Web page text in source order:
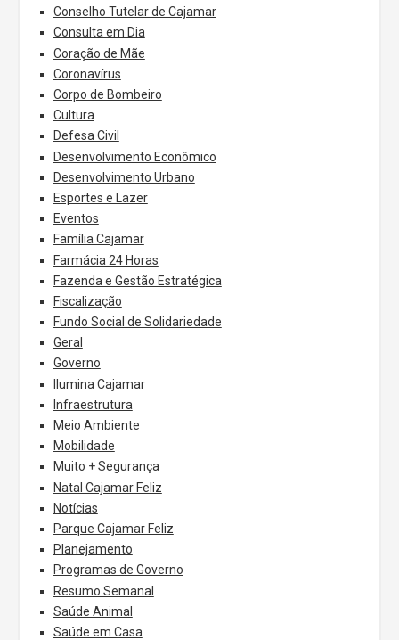
Conselho Tutelar de Cajamar
Consulta em Dia
Coração de Mãe
Coronavírus
Corpo de Bombeiro
Cultura
Defesa Civil
Desenvolvimento Econômico
Desenvolvimento Urbano
Esportes e Lazer
Eventos
Família Cajamar
Farmácia 24 Horas
Fazenda e Gestão Estratégica
Fiscalização
Fundo Social de Solidariedade
Geral
Governo
Ilumina Cajamar
Infraestrutura
Meio Ambiente
Mobilidade
Muito + Segurança
Natal Cajamar Feliz
Notícias
Parque Cajamar Feliz
Planejamento
Programas de Governo
Resumo Semanal
Saúde Animal
Saúde em Casa